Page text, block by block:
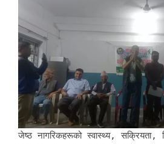
जेष्ठ नागरिकहरूको स्वास्थ्य, सक्रियता,